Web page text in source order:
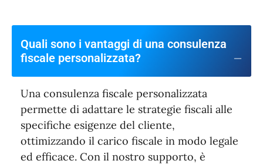
Quali sono i vantaggi di una consulenza
fiscale personalizzata?
Una consulenza fiscale personalizzata
permette di adattare le strategie fiscali alle
specifiche esigenze del cliente,
ottimizzando il carico fiscale in modo legale
ed efficace. Con il nostro supporto, è